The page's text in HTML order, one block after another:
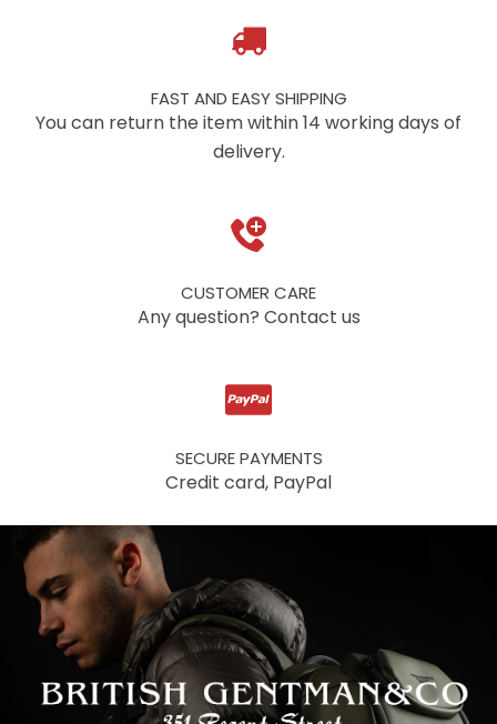
FAST AND EASY SHIPPING
You can return the item within 14 working days of
delivery.
CUSTOMER CARE
Any question? Contact us
SECURE PAYMENTS
Credit card, PayPal